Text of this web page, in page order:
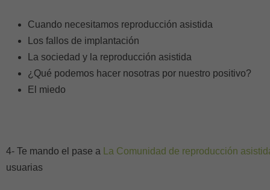
Cuando necesitamos reproducción asistida
Los fallos de implantación
La sociedad y la reproducción asistida
¿Qué podemos hacer nosotras por nuestro positivo?
El miedo
4- Te mando el pase a La Comunidad de reproducción
usuarias